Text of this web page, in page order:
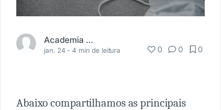
Academia Médica
jan. 24 -4 min de leitura 0 0 0
Abaixo compartilhamos as principais